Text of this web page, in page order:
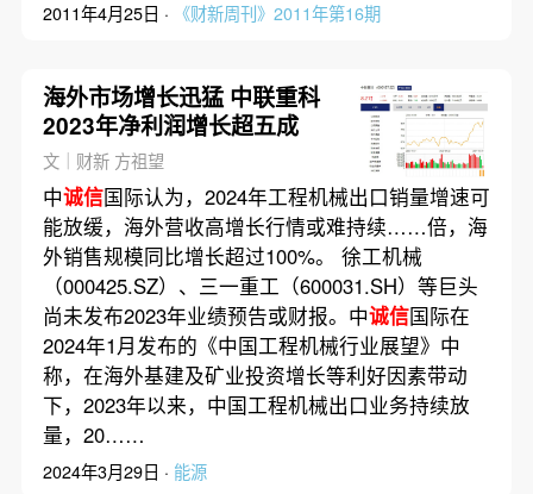
2011年4月25日 · 《财新周刊》2011年第16期
海外市场增长迅猛 中联重科
2023年净利润增长超五成
文｜财新 方祖望
中诚信国际认为，2024年工程机械出口销量增速可
能放缓，海外营收高增长行情或难持续……倍，海
外销售规模同比增长超过100%。 徐工机械
（000425.SZ）、三一重工（600031.SH）等巨头
尚未发布2023年业绩预告或财报。中诚信国际在
2024年1月发布的《中国工程机械行业展望》中
称，在海外基建及矿业投资增长等利好因素带动
下，2023年以来，中国工程机械出口业务持续放
量，20……
2024年3月29日 · 能源